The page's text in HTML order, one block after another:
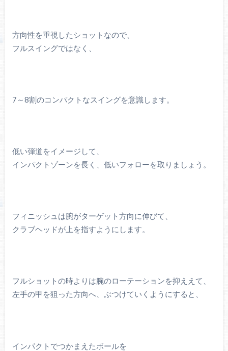
方向性を重視したショットなので、
フルスイングではなく、
7～8割のコンパクトなスイングを意識します。
低い弾道をイメージして、
インパクトゾーンを長く、低いフォローを取りましょう。
フィニッシュは腕がターゲット方向に伸びて、
クラブヘッドが上を指すようにします。
フルショットの時よりは腕のローテーションを抑ええて、
左手の甲を狙った方向へ、ぶつけていくようにすると、
インパクトでつかまえたボールを